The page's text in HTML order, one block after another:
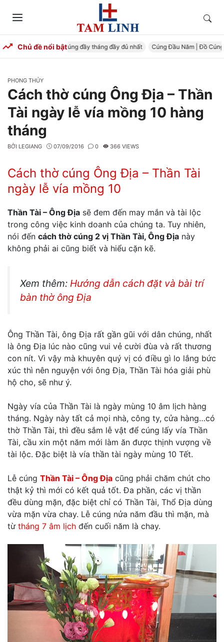
Menu
Tìm
Chủ đề nổi bật
Đầy Tháng – Mâm cúng đầy tháng đầy đủ nhất Cúng Đầu Năm | Đồ Cúng
CATEGORIES
PHONG THỦY
Cách thờ cúng Ông Địa – Thần
Tài ngày lễ vía mồng 10 hàng
tháng
BỞI LEGIANG 07/09/2016 0 366 VIEWS
Cách thờ cúng Ông Địa – Thần Tài
ngày lễ vía mồng 10
Thần Tài – Ông Địa sẽ đem đến may mắn và tài lộc
trong công việc kinh doanh của chúng ta. Tuy nhiên,
nói đến cách thờ cúng 2 vị Thần Tài, Ông Địa này
không phải ai cũng biết và hiểu cặn kẽ.
Xem thêm: Hướng dẫn cách đặt và bài trí
bàn thờ ông Địa
Ông Thần Tài, ông Địa rất gần gũi với dân chúng, nhất
là ông Địa lúc nào cũng vui vẻ cười đùa và rất thương
con nít. Vì vậy mà khuyên quý vị có điều gì lo lắng bức
xúc thì nên nguyện với ông Địa, Thần Tài hóa giải phù
hộ cho, sẽ như ý.
Ngày vía của Thần Tài là ngày mùng 10 âm lịch hàng
tháng. Ngày này tất cả mọi nhà, công ty, cửa hàng…có
thờ Thần Tài, thì đều sắm lễ vật để cúng lấy vía Thần
Tài, cầu xin một năm mới làm ăn được thịnh vượng về
tài lộc. Đặc biệt là vía thần tài ngày mùng 10 Tết.
Lễ cúng Thần Tài – Ông Địa cũng phải chăm chút cho
thật kỷ thì mới có kết quả tốt. Đa phần, các vị thần
đều dùng mặn, đặc biệt chỉ có Thần Tài, Thổ Địa dùng
vừa mặn vừa chay. Lễ cúng nửa năm đầu thì mặn, mà
từ tháng 7 âm lịch đến cuối năm là chay.